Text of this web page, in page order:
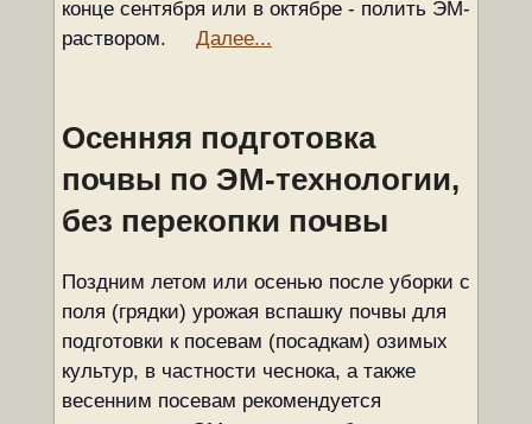
конце сентября или в октябре - полить ЭМ-
раствором. Далее...
Осенняя подготовка
почвы по ЭМ-технологии,
без перекопки почвы
Поздним летом или осенью после уборки с
поля (грядки) урожая вспашку почвы для
подготовки к посевам (посадкам) озимых
культур, в частности чеснока, а также
весенним посевам рекомендуется